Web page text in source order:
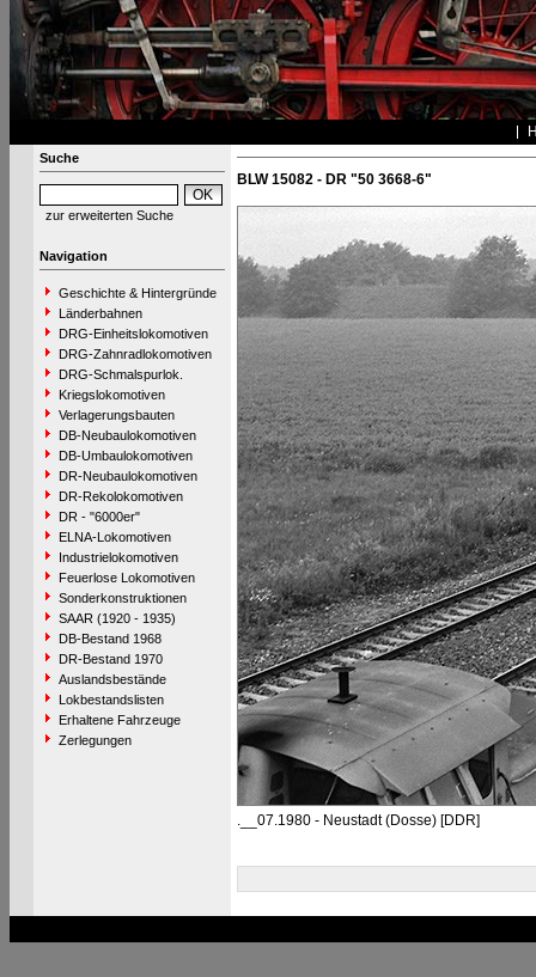
Suche
zur erweiterten Suche
Navigation
Geschichte & Hintergründe
Länderbahnen
DRG-Einheitslokomotiven
DRG-Zahnradlokomotiven
DRG-Schmalspurlok.
Kriegslokomotiven
Verlagerungsbauten
DB-Neubaulokomotiven
DB-Umbaulokomotiven
DR-Neubaulokomotiven
DR-Rekolokomotiven
DR - "6000er"
ELNA-Lokomotiven
Industrielokomotiven
Feuerlose Lokomotiven
Sonderkonstruktionen
SAAR (1920 - 1935)
DB-Bestand 1968
DR-Bestand 1970
Auslandsbestände
Lokbestandslisten
Erhaltene Fahrzeuge
Zerlegungen
BLW 15082 - DR "50 3668-6"
.__07.1980 - Neustadt (Dosse) [DDR]